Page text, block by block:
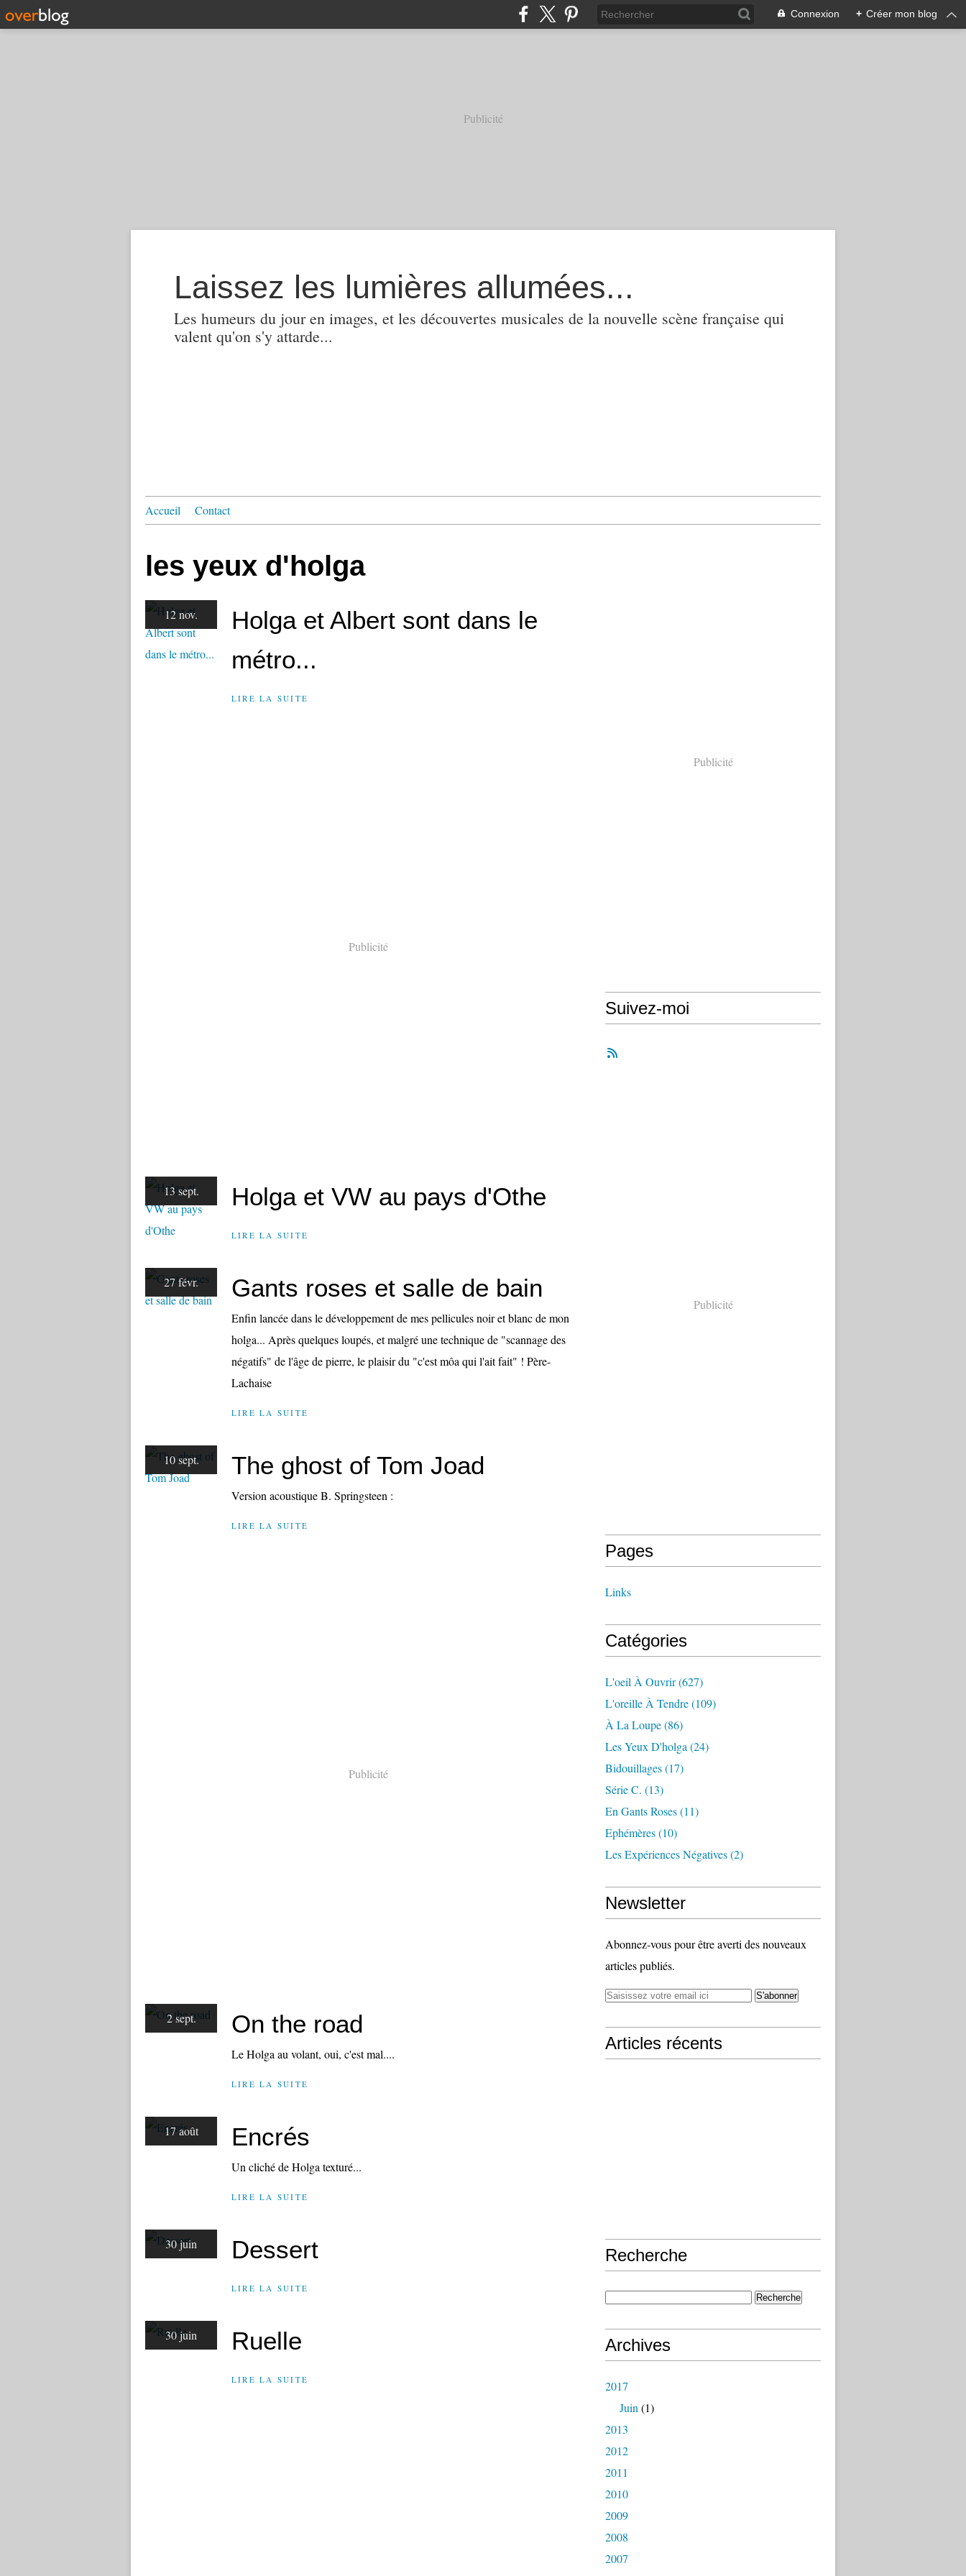
Connexion + Créer mon blog
Publicité
Laissez les lumières allumées...
Les humeurs du jour en images, et les découvertes musicales de la nouvelle scène française qui
valent qu'on s'y attarde...
Accueil Contact
les yeux d'holga
12 nov.
Holga et Albert sont dans le
métro...
LIRE LA SUITE
Publicité
13 sept. Holga et VW au pays d'Othe
LIRE LA SUITE
27 févr. Gants roses et salle de bain
Enfin lancée dans le développement de mes pellicules noir et blanc de mon
holga... Après quelques loupés, et malgré une technique de "scannage des
négatifs" de l'âge de pierre, le plaisir du "c'est môa qui l'ait fait" ! Père-
Lachaise
LIRE LA SUITE
10 sept. The ghost of Tom Joad
Version acoustique B. Springsteen :
LIRE LA SUITE
Publicité
2 sept. On the road
Le Holga au volant, oui, c'est mal....
LIRE LA SUITE
17 août Encrés
Un cliché de Holga texturé...
LIRE LA SUITE
30 juin Dessert
LIRE LA SUITE
30 juin Ruelle
LIRE LA SUITE
Publicité
Suivez-moi
Publicité
Pages
Links
Catégories
L'oeil À Ouvrir(627)
L'oreille À Tendre(109)
À La Loupe(86)
Les Yeux D'holga (24)
Bidouillages(17)
Série C. (13)
En Gants Roses(11)
Ephémères(10)
Les Expériences Négatives(2)
Newsletter
Abonnez-vous pour être averti des nouveaux
articles publiés.
Articles récents
Recherche
Archives
2017
Juin (1)
2013
2012
2011
2010
2009
2008
2007